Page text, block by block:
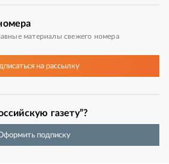
материалы свежего номера
на рассылку
газету”?
подписку